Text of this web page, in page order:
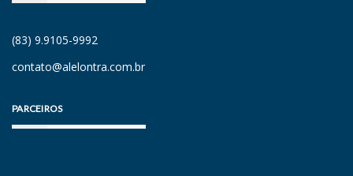
(83) 9.9105-9992
contato@alelontra.com.br
PARCEIROS